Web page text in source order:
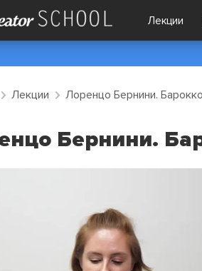
Лекции
Лекции Лоренцо Бернини.
Бернини.